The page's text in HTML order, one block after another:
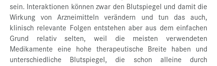
sein. Interaktionen können zwar den Blutspiegel und damit die
Wirkung von Arzneimitteln verändern und tun das auch,
klinisch relevante Folgen entstehen aber aus dem einfachen
Grund relativ selten, weil die meisten verwendeten
Medikamente eine hohe therapeutische Breite haben und
unterschiedliche Blutspiegel, die schon alleine durch